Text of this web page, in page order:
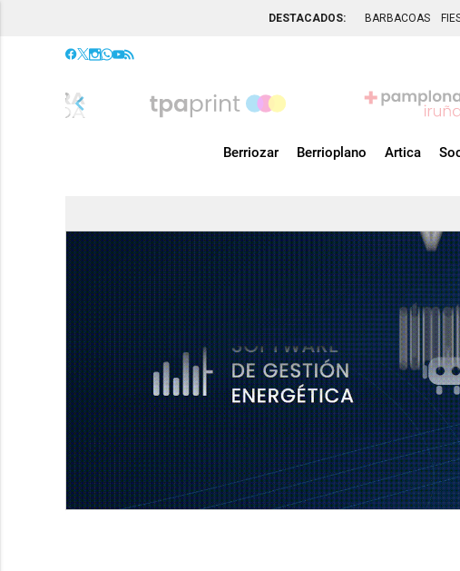
DESTACADOS: BARBACOAS
chevron_left
Berriozar Berrioplano Artica